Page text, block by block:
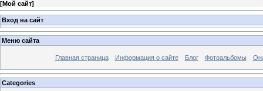
[Мой сайт]
Вход на сайт
Меню сайта
Главная страница Информация о сайте Блог Фотоальбомы
Categories